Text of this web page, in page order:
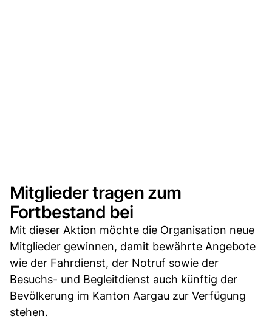
Mitglieder tragen zum
Fortbestand bei
Mit dieser Aktion möchte die Organisation neue
Mitglieder gewinnen, damit bewährte Angebote
wie der Fahrdienst, der Notruf sowie der
Besuchs- und Begleitdienst auch künftig der
Bevölkerung im Kanton Aargau zur Verfügung
stehen.